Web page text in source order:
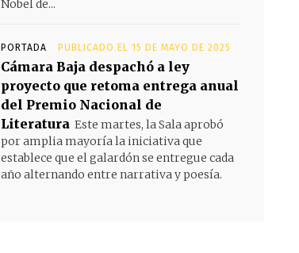
Nobel de...
PORTADA PUBLICADO EL 15 DE MAYO DE 2025
Cámara Baja despachó a ley
proyecto que retoma entrega anual
del Premio Nacional de
Literatura Este martes, la Sala aprobó
por amplia mayoría la iniciativa que
establece que el galardón se entregue cada
año alternando entre narrativa y poesía.